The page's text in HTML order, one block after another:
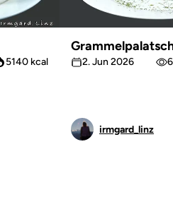
5140 kcal 2. Jun 2026
irmgard_linz